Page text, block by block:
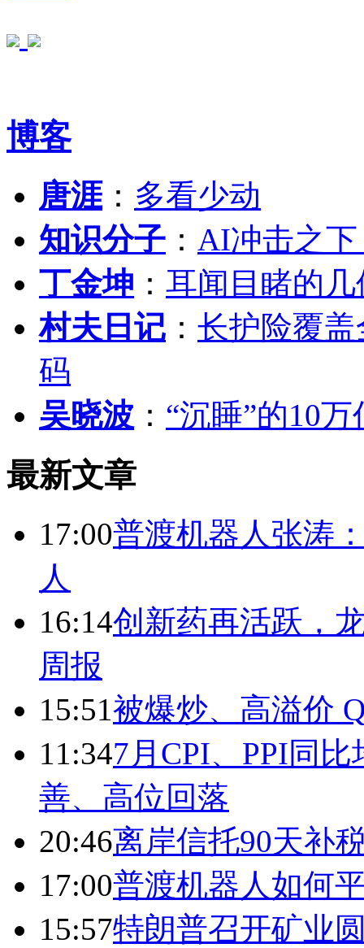
博客
唐涯： 多看少动
知识分子 ： AI冲击之
丁金坤 ： 耳闻目睹的
村夫日记 ： 长护险覆
码
吴晓波 ： “沉睡”的10
最新文章
17:00普渡机器人张涛
人
16:14创新药再活跃，
周报
15:51被爆炒、高溢价
11:347月CPI、PPI同
善、高位回落
20:46离岸信托90天补
17:00普渡机器人如何
15:57特朗普召开矿业